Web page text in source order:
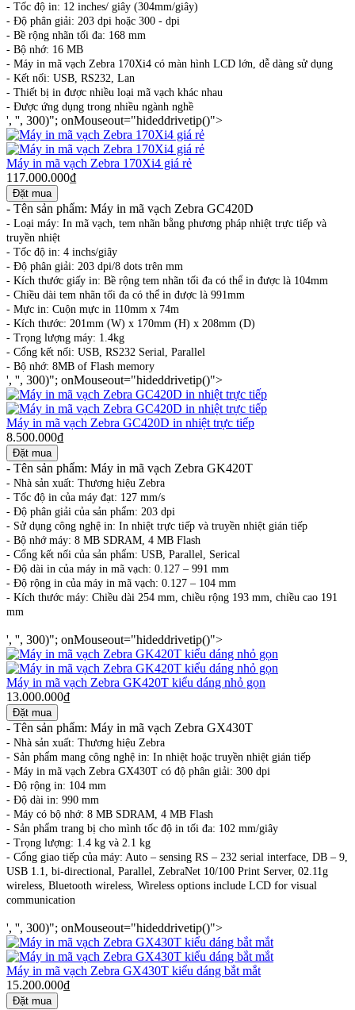
- Tốc độ in: 12 inches/ giây (304mm/giây)
- Độ phân giải: 203 dpi hoặc 300 - dpi
- Bề rộng nhãn tối đa: 168 mm
- Bộ nhớ: 16 MB
- Máy in mã vạch Zebra 170Xi4 có màn hình LCD lớn, dễ dàng sử dụng
- Kết nối: USB, RS232, Lan
- Thiết bị in được nhiều loại mã vạch khác nhau
- Được ứng dụng trong nhiều ngành nghề
', '', 300)"; onMouseout="hideddrivetip()">
Máy in mã vạch Zebra 170Xi4 giá rẻ
117.000.000₫
- Tên sản phẩm: Máy in mã vạch Zebra GC420D
- Loại máy: In mã vạch, tem nhãn bằng phương pháp nhiệt trực tiếp và
truyền nhiệt
- Tốc độ in: 4 inchs/giây
- Độ phân giải: 203 dpi/8 dots trên mm
- Kích thước giấy in: Bề rộng tem nhãn tối đa có thể in được là 104mm
- Chiều dài tem nhãn tối đa có thể in được là 991mm
- Mực in: Cuộn mực in 110mm x 74m
- Kích thước: 201mm (W) x 170mm (H) x 208mm (D)
- Trọng lượng máy: 1.4kg
- Cổng kết nối: USB, RS232 Serial, Parallel
- Bộ nhớ: 8MB of Flash memory
', '', 300)"; onMouseout="hideddrivetip()">
Máy in mã vạch Zebra GC420D in nhiệt trực tiếp
8.500.000₫
- Tên sản phẩm: Máy in mã vạch Zebra GK420T
- Nhà sản xuất: Thương hiệu Zebra
- Tốc độ in của máy đạt: 127 mm/s
- Độ phân giải của sản phẩm: 203 dpi
- Sử dụng công nghệ in: In nhiệt trực tiếp và truyền nhiệt gián tiếp
- Bộ nhớ máy: 8 MB SDRAM, 4 MB Flash
- Cổng kết nối của sản phẩm: USB, Parallel, Serical
- Độ dài in của máy in mã vạch: 0.127 – 991 mm
- Độ rộng in của máy in mã vạch: 0.127 – 104 mm
- Kích thước máy: Chiều dài 254 mm, chiều rộng 193 mm, chiều cao 191
mm
', '', 300)"; onMouseout="hideddrivetip()">
Máy in mã vạch Zebra GK420T kiểu dáng nhỏ gọn
13.000.000₫
- Tên sản phẩm: Máy in mã vạch Zebra GX430T
- Nhà sản xuất: Thương hiệu Zebra
- Sản phẩm mang công nghệ in: In nhiệt hoặc truyền nhiệt gián tiếp
- Máy in mã vạch Zebra GX430T có độ phân giải: 300 dpi
- Độ rộng in: 104 mm
- Độ dài in: 990 mm
- Máy có bộ nhớ: 8 MB SDRAM, 4 MB Flash
- Sản phẩm trang bị cho mình tốc độ in tối đa: 102 mm/giây
- Trọng lượng: 1.4 kg và 2.1 kg
- Cổng giao tiếp của máy: Auto – sensing RS – 232 serial interface, DB – 9,
USB 1.1, bi-directional, Parallel, ZebraNet 10/100 Print Server, 02.11g
wireless, Bluetooth wireless, Wireless options include LCD for visual
communication
', '', 300)"; onMouseout="hideddrivetip()">
Máy in mã vạch Zebra GX430T kiểu dáng bắt mắt
15.200.000₫